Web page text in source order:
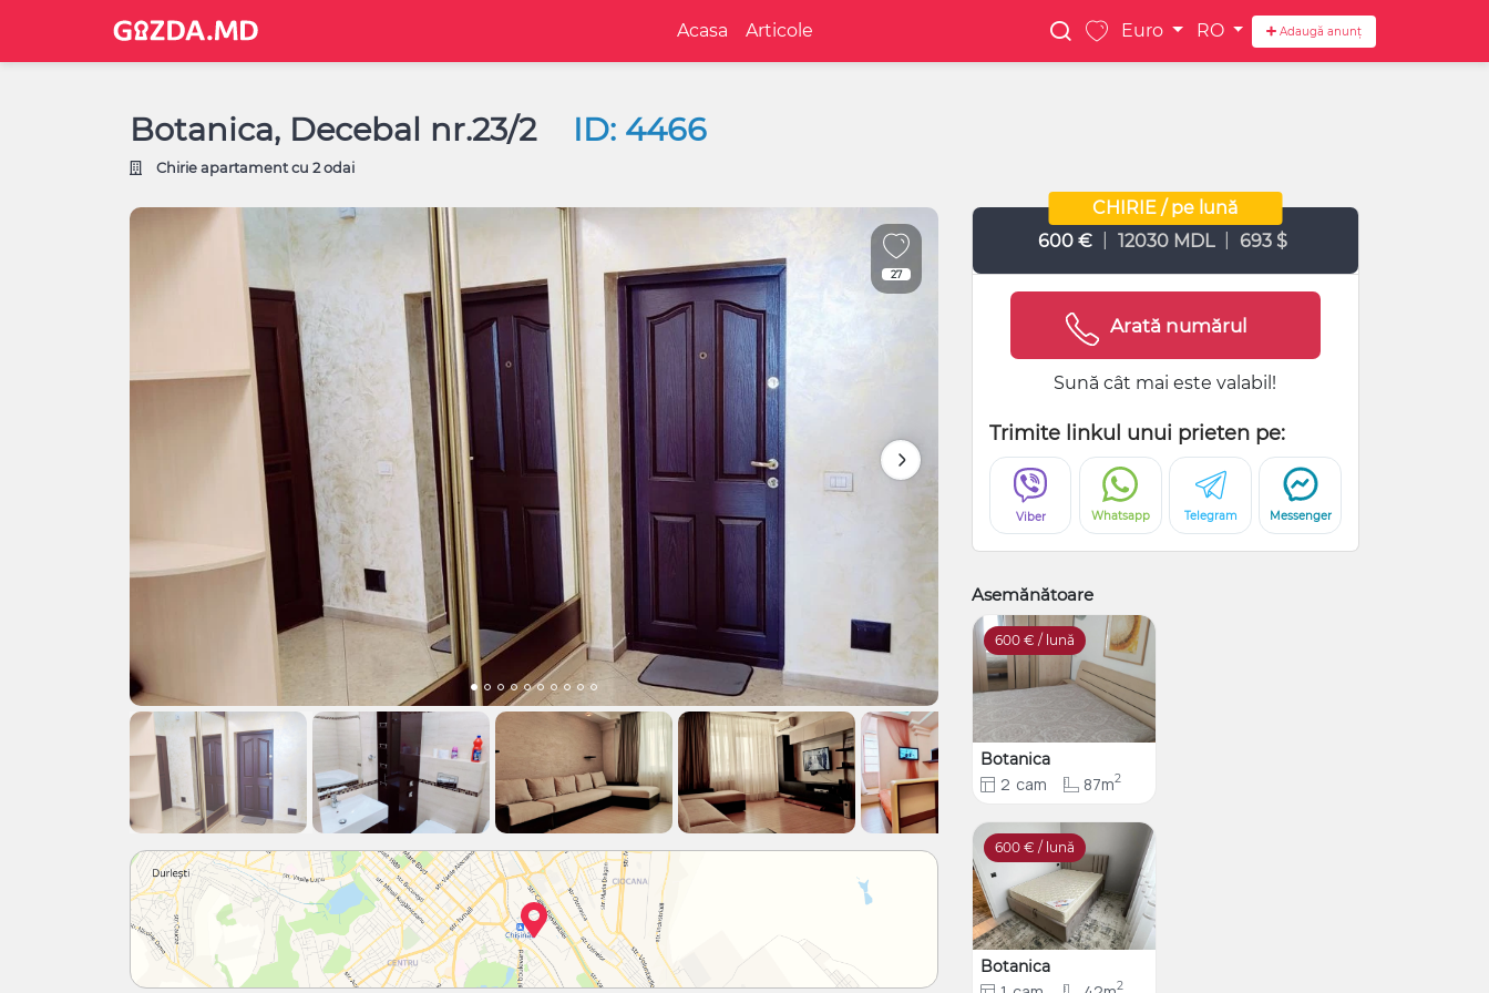
Acasa Articole Euro RO Adaugă anunț
Botanica, Decebal nr.23/2 ID: 4466
Chirie apartament cu 2 odai
27
CHIRIE / pe lună
600 €
12030 MDL 693 $
Arată numărul
Sună cât mai este valabil!
Trimite linkul unui prieten pe:
Viber Whatsapp Telegram Messenger
Asemănătoare
600 € / lună
Botanica
2 cam 87m2
600 € / lună
Botanica
2